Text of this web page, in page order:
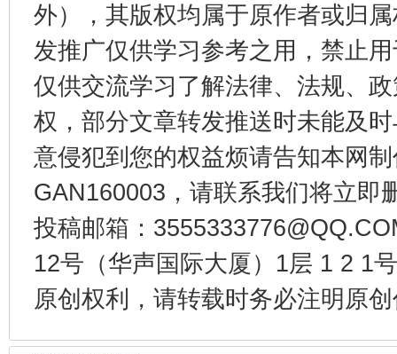
外），其版权均属于原作者或归
发推广仅供学习参考之用，禁止
仅供交流学习了解法律、法规、
权，部分文章转发推送时未能及
意侵犯到您的权益烦请告知本网
GAN160003，请联系我们将立即
投稿邮箱：
12号（华声国际大厦）1层 1 2 1
原创权利，请转载时务必注明原
千年窑火 生生不息